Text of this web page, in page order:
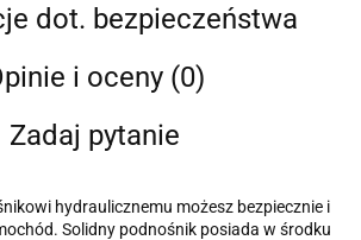
dot. bezpieczeństwa
i oceny (0)
Zadaj pytanie
hydraulicznemu możesz bezpiecznie i
Solidny podnośnik posiada w środku